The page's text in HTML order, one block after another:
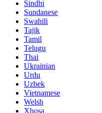
Sindhi
Sundanese
Swahili
Tajik
Tamil
Telugu
Thai
Ukrainian
Urdu
Uzbek
Vietnamese
Welsh
Xhosa